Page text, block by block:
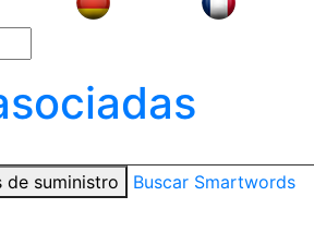
de suministro
Buscar Smartwords